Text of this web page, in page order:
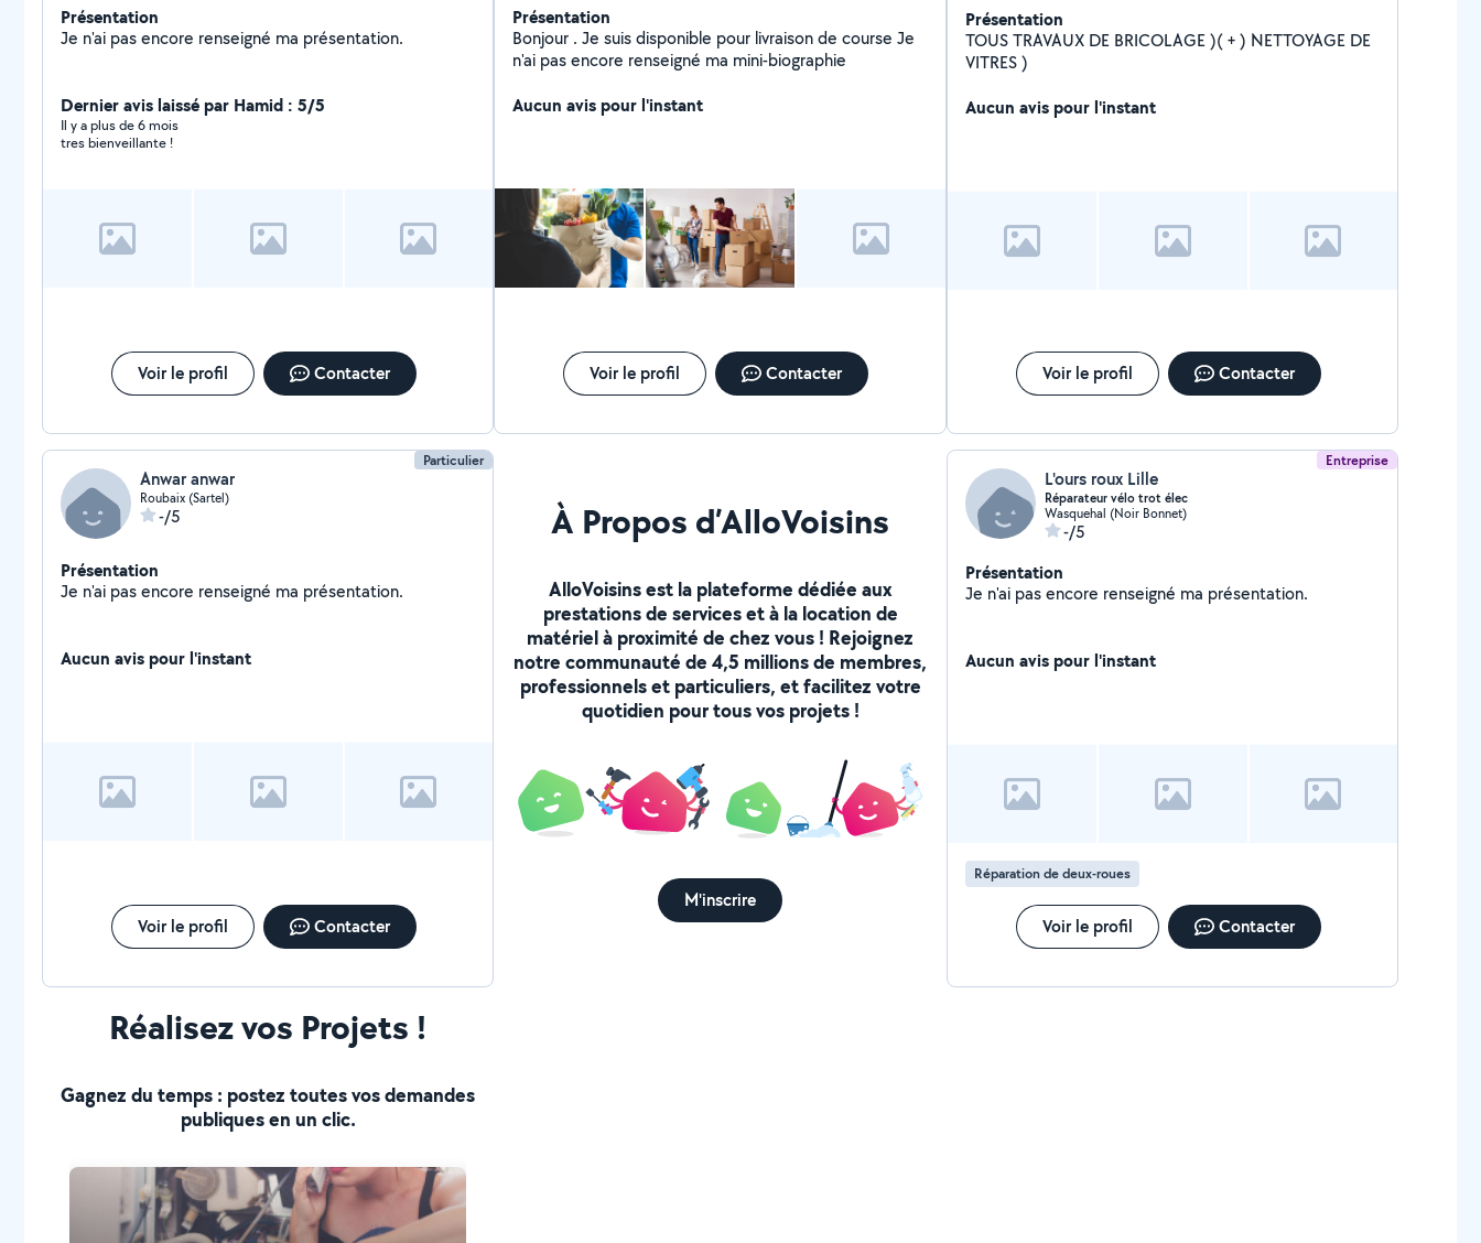
Présentation
Je n'ai pas encore renseigné ma présentation.
Dernier avis laissé par Hamid : 5/5
Il y a plus de 6 mois
tres bienveillante !
Voir le profil Contacter
Présentation
Bonjour . Je suis disponible pour livraison de course Je
n'ai pas encore renseigné ma mini-biographie
Aucun avis pour l'instant
Voir le profil Contacter
Présentation
TOUS TRAVAUX DE BRICOLAGE )( + ) NETTOYAGE DE
VITRES )
Aucun avis pour l'instant
Voir le profil Contacter
Particulier
Anwar anwar
Roubaix (Sartel)
-/5
Présentation
Je n'ai pas encore renseigné ma présentation.
Aucun avis pour l'instant
Voir le profil Contacter
À Propos d’AlloVoisins
AlloVoisins est la plateforme dédiée aux
prestations de services et à la location de
matériel à proximité de chez vous ! Rejoignez
notre communauté de 4,5 millions de membres,
professionnels et particuliers, et facilitez votre
quotidien pour tous vos projets !
M'inscrire
Entreprise
L'ours roux Lille
Réparateur vélo trot élec
Wasquehal (Noir Bonnet)
-/5
Présentation
Je n'ai pas encore renseigné ma présentation.
Aucun avis pour l'instant
Réparation de deux-roues
Voir le profil Contacter
Réalisez vos Projets !
Gagnez du temps : postez toutes vos demandes
publiques en un clic.